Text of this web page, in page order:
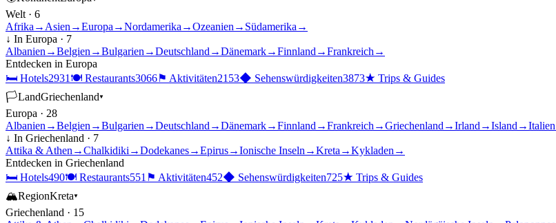
Welt · 6
Afrika → Asien →Europa →Nordamerika →Ozeanien → Südamerika →
↓ In Europa · 7
Albanien →Belgien →Bulgarien →Deutschland →Dänemark→Finnland →Frankreich →
Entdecken in Europa
🛏 Hotels2931 🍽 Restaurants3066⚑ Aktivitäten2153◆ Sehenswürdigkeiten3873★ Trips & Guides
🏳LandGriechenland▾
Europa · 28
Albanien →Belgien →Bulgarien →Deutschland →Dänemark→Finnland →Frankreich →Griechenland →Irland →Island →Italien
↓ In Griechenland · 7
Attika & Athen →Chalkidiki →Dodekanes→Epirus→Ionische Inseln →Kreta →Kykladen →
Entdecken in Griechenland
🛏 Hotels490🍽 Restaurants551 ⚑ Aktivitäten452◆ Sehenswürdigkeiten725★ Trips & Guides
🏔RegionKreta▾
Griechenland · 15